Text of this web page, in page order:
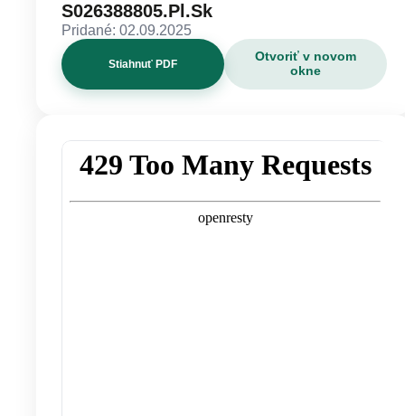
S026388805.Pl.Sk
Pridané: 02.09.2025
Stiahnuť PDF
Otvoriť v novom
okne